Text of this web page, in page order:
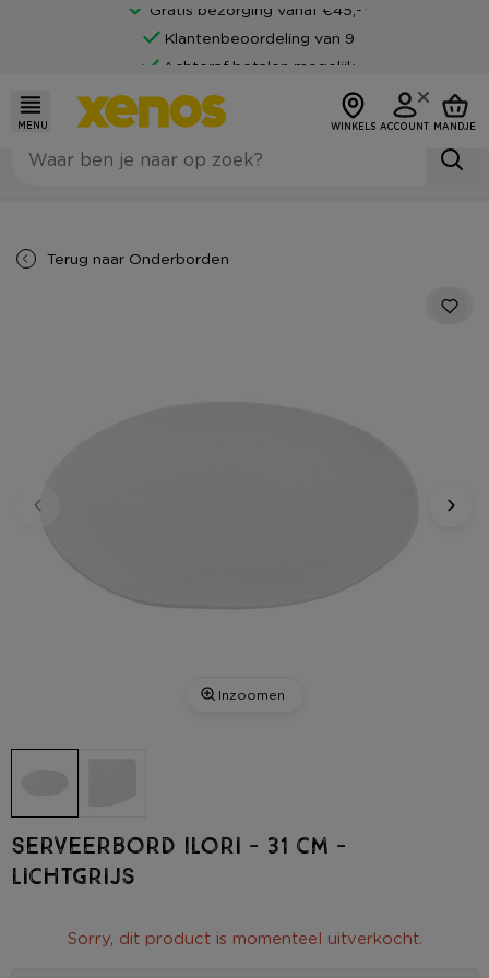
Gratis bezorging vanaf €45,-*
Klantenbeoordeling van 9
Achteraf betalen mogelijk
MENU WINKELS ACCOUNT MANDJE
Terug naar Onderborden
Inzoomen
Serveerbord Ilori - 31 cm -
lichtgrijs
Sorry, dit product is momenteel uitverkocht.